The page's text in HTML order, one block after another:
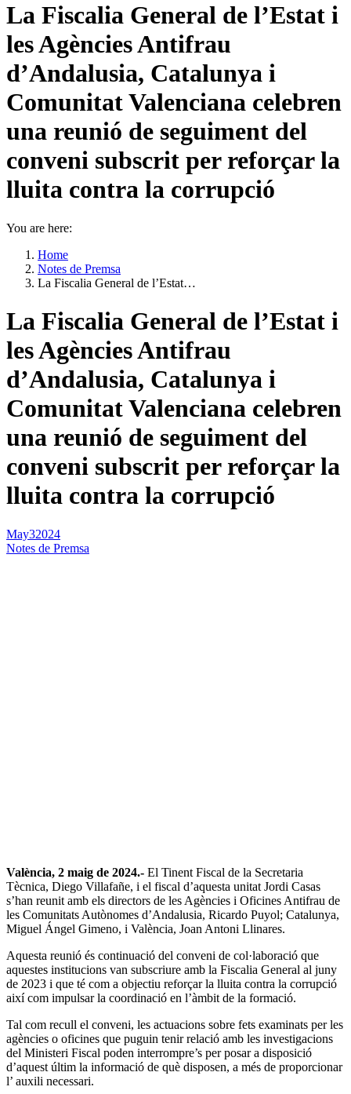
La Fiscalia General de l’Estat i
les Agències Antifrau
d’Andalusia, Catalunya i
Comunitat Valenciana celebren
una reunió de seguiment del
conveni subscrit per reforçar la
lluita contra la corrupció
You are here:
Home
Notes de Premsa
La Fiscalia General de l’Estat…
La Fiscalia General de l’Estat i
les Agències Antifrau
d’Andalusia, Catalunya i
Comunitat Valenciana celebren
una reunió de seguiment del
conveni subscrit per reforçar la
lluita contra la corrupció
May32024
Notes de Premsa
València, 2 maig de 2024.- El Tinent Fiscal de la Secretaria
Tècnica, Diego Villafañe, i el fiscal d’aquesta unitat Jordi Casas
s’han reunit amb els directors de les Agències i Oficines Antifrau de
les Comunitats Autònomes d’Andalusia, Ricardo Puyol; Catalunya,
Miguel Ángel Gimeno, i València, Joan Antoni Llinares.
Aquesta reunió és continuació del conveni de col·laboració que
aquestes institucions van subscriure amb la Fiscalia General al juny
de 2023 i que té com a objectiu reforçar la lluita contra la corrupció
així com impulsar la coordinació en l’àmbit de la formació.
Tal com recull el conveni, les actuacions sobre fets examinats per les
agències o oficines que puguin tenir relació amb les investigacions
del Ministeri Fiscal poden interrompre’s per posar a disposició
d’aquest últim la informació de què disposen, a més de proporcionar
l’ auxili necessari.